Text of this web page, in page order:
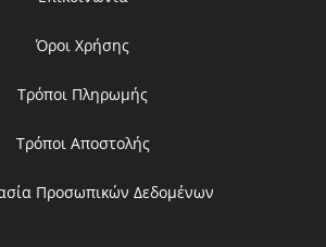
Όροι Χρήσης
Τρόποι Πληρωμής
Τρόποι Αποστολής
Προσωπικών Δεδομένων